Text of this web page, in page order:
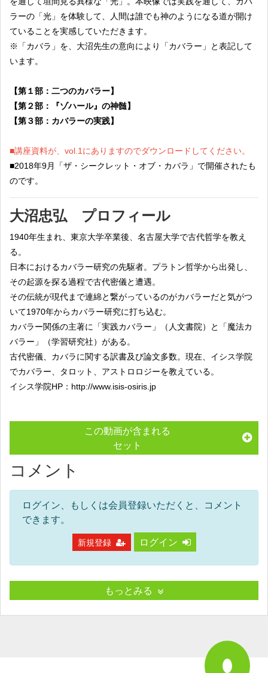
ラーの「光」を体験して、人間は誰でも神のようになる道が開け
ていることを実感していただきます。
※「カバラ」を、大沼先生の意向により「カバラー」と表記して
います。
【第１部：二つのカバラー】
【第２部： 『ゾハール』 の神髄】
【第３部：カバラーの実践】
■講座資料が、vol.1にありますのでダウンロードしてください。
■2018年9月「ザ・シークレット・オブ・カバラ」で開催されたも
のです。
大沼忠弘 プロフィール
1940年生まれ、東京大学卒業後、名古屋大学で古代哲学を教え
る。
日本におけるカバラー研究の先駆者。プラトン哲学から出発し、
その起源を探る過程で古代密儀と遭遇。
その伝統が現代まで連綿と繋がっているのがカバラーだと気がつ
いて1970年からカバラー研究に打ち込む。
カバラー関係の主著に「実践カバラー」（人文書院）と「魔法カ
バラー」（学習研究社）がある。
古代密儀、カバラに関する訳書及び論文多数。現在、イシス学院
でカバラー、タロット、アストロロジーを教えている。
イシス学院HP ：http://www.isis-osiris.jp
この動画が含まれる
セット
コメント
ログイン、もしくは会員登録いただくと、コメント
できます。
新規登録 ログイン
もっとみる